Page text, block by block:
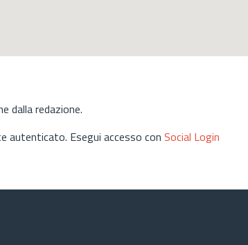
dalla redazione.
autenticato. Esegui accesso con Social Login